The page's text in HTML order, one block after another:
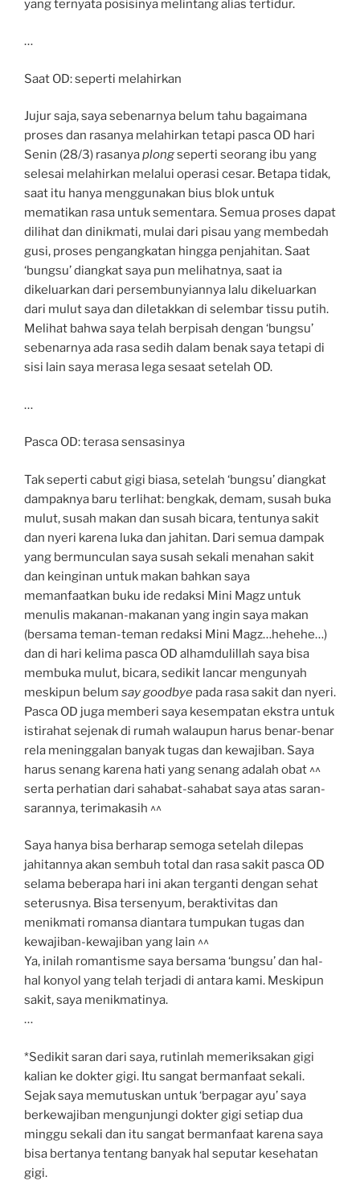
yang ternyata posisinya melintang alias tertidur.
…
Saat OD: seperti melahirkan
Jujur saja, saya sebenarnya belum tahu bagaimana
proses dan rasanya melahirkan tetapi pasca OD hari
Senin (28/3) rasanyaplongseperti seorang ibu yang
selesai melahirkan melalui operasi cesar. Betapa tidak,
saat itu hanya menggunakan bius blok untuk
mematikan rasa untuk sementara. Semua proses dapat
dilihat dan dinikmati, mulai dari pisau yang membedah
gusi, proses pengangkatan hingga penjahitan. Saat
‘bungsu’ diangkat saya pun melihatnya, saat ia
dikeluarkan dari persembunyiannya lalu dikeluarkan
dari mulut saya dan diletakkan di selembar tissu putih.
Melihat bahwa saya telah berpisah dengan ‘bungsu’
sebenarnya ada rasa sedih dalam benak saya tetapi di
sisi lain saya merasa lega sesaat setelah OD.
…
Pasca OD: terasa sensasinya
Tak seperti cabut gigi biasa, setelah ‘bungsu’ diangkat
dampaknya baru terlihat: bengkak, demam, susah buka
mulut, susah makan dan susah bicara, tentunya sakit
dan nyeri karena luka dan jahitan. Dari semua dampak
yang bermunculan saya susah sekali menahan sakit
dan keinginan untuk makan bahkan saya
memanfaatkan buku ide redaksi Mini Magz untuk
menulis makanan-makanan yang ingin saya makan
(bersama teman-teman redaksi Mini Magz…hehehe…)
dan di hari kelima pasca OD alhamdulillah saya bisa
membuka mulut, bicara, sedikit lancar mengunyah
meskipun belum say goodbye pada rasa sakit dan nyeri.
Pasca OD juga memberi saya kesempatan ekstra untuk
istirahat sejenak di rumah walaupun harus benar-benar
rela meninggalan banyak tugas dan kewajiban. Saya
harus senang karena hati yang senang adalah obat ^^
serta perhatian dari sahabat-sahabat saya atas saran-
sarannya, terimakasih ^^
Saya hanya bisa berharap semoga setelah dilepas
jahitannya akan sembuh total dan rasa sakit pasca OD
selama beberapa hari ini akan terganti dengan sehat
seterusnya. Bisa tersenyum, beraktivitas dan
menikmati romansa diantara tumpukan tugas dan
kewajiban-kewajiban yang lain ^^
Ya, inilah romantisme saya bersama ‘bungsu’ dan hal-
hal konyol yang telah terjadi di antara kami. Meskipun
sakit, saya menikmatinya.
…
*Sedikit saran dari saya, rutinlah memeriksakan gigi
kalian ke dokter gigi. Itu sangat bermanfaat sekali.
Sejak saya memutuskan untuk ‘berpagar ayu’ saya
berkewajiban mengunjungi dokter gigi setiap dua
minggu sekali dan itu sangat bermanfaat karena saya
bisa bertanya tentang banyak hal seputar kesehatan
gigi.